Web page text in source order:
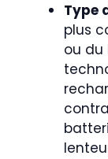
Type
plus
ou du